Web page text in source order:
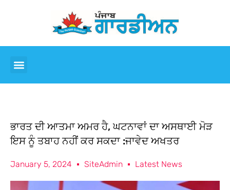
ਭਾਰਤ ਦੀ ਆਤਮਾ ਅਮਰ ਹੈ, ਘਟਨਾਵਾਂ ਦਾ ਅਸਥਾਈ ਮੋੜ
ਇਸ ਨੂੰ ਤਬਾਹ ਨਹੀਂ ਕਰ ਸਕਦਾ :ਜਾਵੇਦ ਅਖਤਰ
January 5, 2024 SiteAdmin Latest News